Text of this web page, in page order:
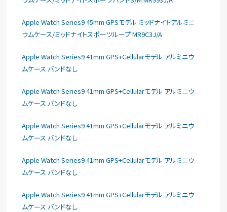
Apple Watch Series9 45mm GPSモデル ミッドナイトアルミニ
ウムケース/ミッドナイトスポーツループ MR9C3J/A
Apple Watch Series9 41mm GPS+Cellularモデル アルミニウ
ムケース バンドなし
Apple Watch Series9 41mm GPS+Cellularモデル アルミニウ
ムケース バンドなし
Apple Watch Series9 41mm GPS+Cellularモデル アルミニウ
ムケース バンドなし
Apple Watch Series9 41mm GPS+Cellularモデル アルミニウ
ムケース バンドなし
Apple Watch Series9 41mm GPS+Cellularモデル アルミニウ
ムケース バンドなし